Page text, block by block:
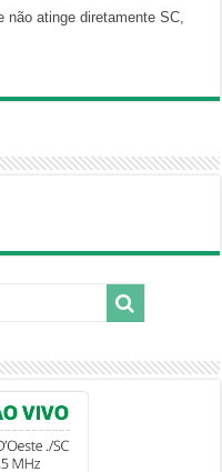
não atinge diretamente SC,